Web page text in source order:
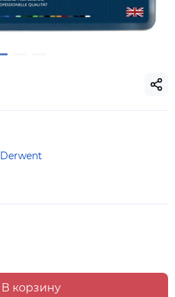
Derwent
В корзину